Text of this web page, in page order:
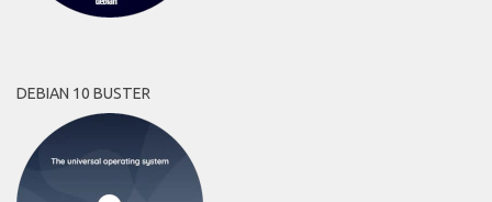
DEBIAN 10 BUSTER